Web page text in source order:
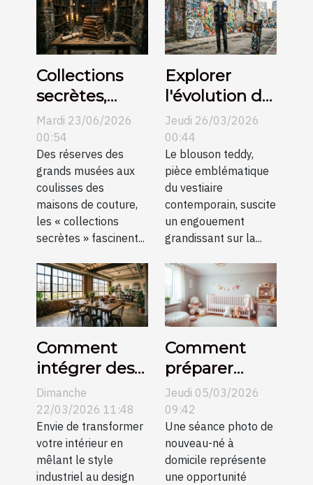
Collections
secrètes,
histoires
méconnues
Mardi 23/06/2026
00:54
Des réserves des
grands musées aux
coulisses des
maisons de couture,
les « collections
secrètes » fascinent...
Explorer
l'évolution du
blouson
teddy dans la
mode
mondiale
Jeudi 26/03/2026
00:44
Le blouson teddy,
pièce emblématique
du vestiaire
contemporain, suscite
un engouement
grandissant sur la...
Comment
intégrer des
meubles
industriels
dans un
décor
moderne ?
Dimanche
22/03/2026 11:48
Envie de transformer
votre intérieur en
mêlant le style
industriel au design
Comment
préparer
votre maison
pour une
séance photo
de nouveau-
né?
Jeudi 05/03/2026
09:42
Une séance photo de
nouveau-né à
domicile représente
une opportunité